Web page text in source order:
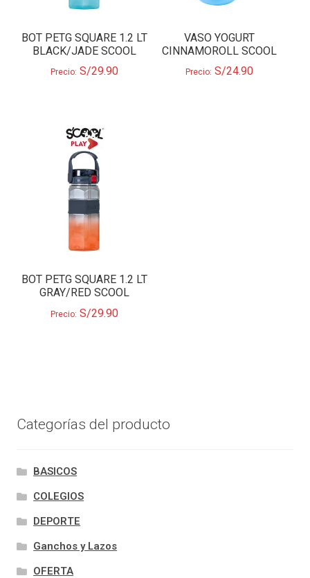
BOT PETG SQUARE 1.2 LT
BLACK/JADE SCOOL
Precio: S/29.90
VASO YOGURT
CINNAMOROLL SCOOL
Precio: S/24.90
BOT PETG SQUARE 1.2 LT
GRAY/RED SCOOL
Precio: S/29.90
Categorías del producto
BASICOS
COLEGIOS
DEPORTE
Ganchos y Lazos
OFERTA